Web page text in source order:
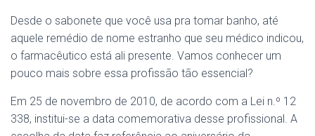
Desde o sabonete que você usa pra tomar banho, até
aquele remédio de nome estranho que seu médico indicou,
o farmacêutico está ali presente. Vamos conhecer um
pouco mais sobre essa profissão tão essencial?
Em 25 de novembro de 2010, de acordo com a Lei n.º 12
338, institui-se a data comemorativa desse profissional. A